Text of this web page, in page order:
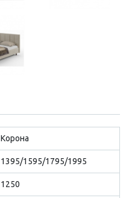
Корона
1395/1595/1795/1995
1250